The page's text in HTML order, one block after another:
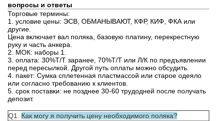
вопросы и ответы
Торговые термины:
1. условие цены: ЭСВ, ОБМАНЫВАЮТ, КФР, КИФ, ФКА или
другие.
Цена включает вал поляка, базовую платину, перекрестную
руку и часть анкера.
2. МОК: наборы 1.
3. оплата: 30%Т/Т заранее, 70%Т/Т или Л/К по предъявлении
перед пересылкой. Другой путь оплаты можно обсудить.
4. пакет: Сумка сплетенная пластмассой или старое одеяло
или согласно требованию к клиентов.
5. срок поставки: не позднее 30-60 трудодней после получать
депозит.
Q1. Как могу я получить цену необходимого поляка?